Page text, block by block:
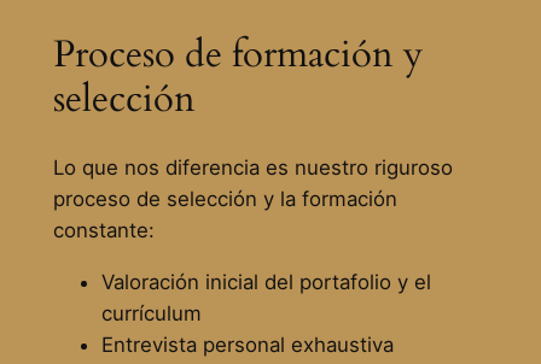
Proceso de formación y
selección
Lo que nos diferencia es nuestro riguroso
proceso de selección y la formación
constante:
Valoración inicial del portafolio y el
currículum
Entrevista personal exhaustiva